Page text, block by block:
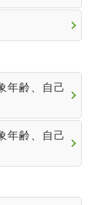
年齢、自己
年齢、自己